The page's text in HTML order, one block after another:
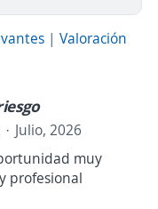
| Valoración
Julio, 2026
muy
profesional